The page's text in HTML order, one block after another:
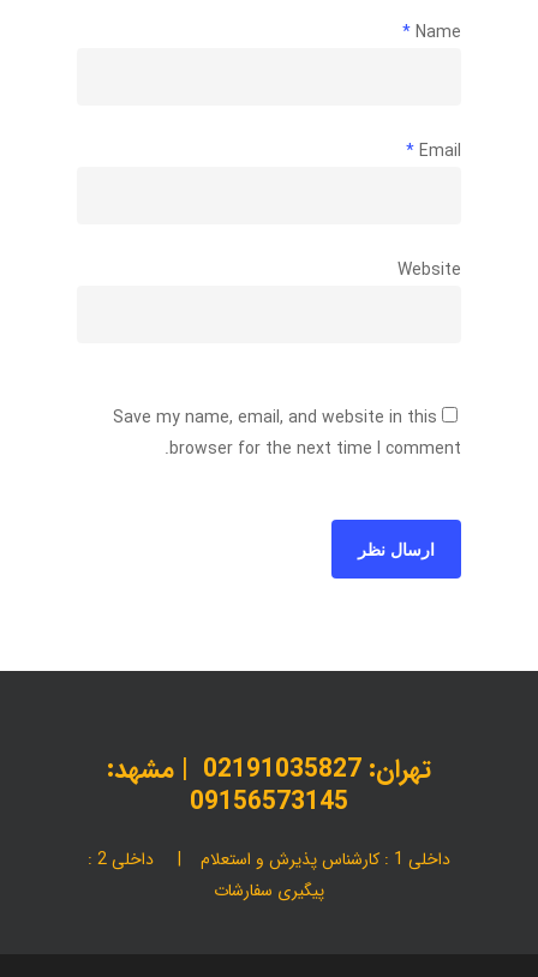
Name
*
Email
*
Website
Save my name, email, and website in this
browser for the next time I comment.
تهران: 02191035827 | مشهد:
09156573145
داخلی 1 : کارشناس پذیرش و استعلام | داخلی 2 :
پیگیری سفارشات